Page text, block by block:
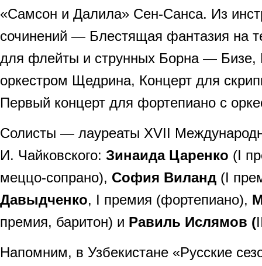
«Самсон и Далила» Сен-Санса. Из
сочинений — Блестящая фантазия на
для флейты и струнных Борна — Бизе,
оркестром Щедрина, Концерт для
Первый концерт для фортепиано с
Солисты — лауреаты XVII
И. Чайковского: Зинаида Царенко (I
меццо-сопрано), София Виланд (I
Давыдченко, I премия (фортепиано),
премия, баритон) и Равиль Ислямов (
Напомним, в Узбекистане «Русские